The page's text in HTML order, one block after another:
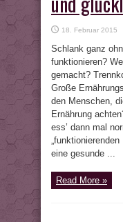
18. Februar 2015
Schlank ganz
funktionieren?
gemacht?
Große
den Menschen,
Ernährung
ess’ dann mal
eine gesunde ...
Read More »